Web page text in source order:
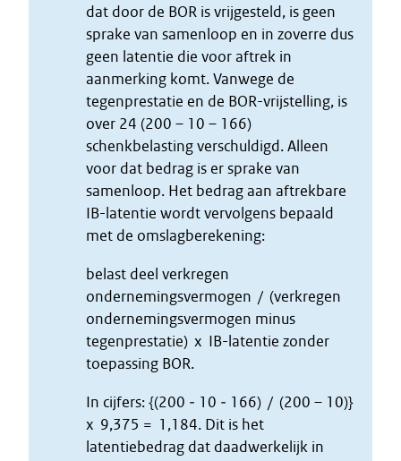
dat door de BOR is vrijgesteld, is geen
sprake van samenloop en in zoverre dus
geen latentie die voor aftrek in
aanmerking komt. Vanwege de
tegenprestatie en de BOR-vrijstelling, is
over 24 (200 – 10 – 166)
schenkbelasting verschuldigd. Alleen
voor dat bedrag is er sprake van
samenloop. Het bedrag aan aftrekbare
IB-latentie wordt vervolgens bepaald
met de omslagberekening:
belast deel verkregen
ondernemingsvermogen / (verkregen
ondernemingsvermogen minus
tegenprestatie) x IB-latentie zonder
toepassing BOR.
In cijfers: {(200 ‒ 10 ‒ 166) / (200 – 10)}
x 9,375 = 1,184. Dit is het
latentiebedrag dat daadwerkelijk in